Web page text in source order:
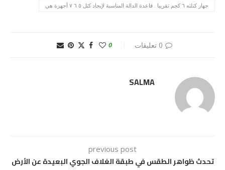
جهاز كتلته ٦ كجم تقريبا . قاعدة الدالة المناسبة لإيجاد كتل ٥ ٦ ٧ أجهزة هي
0 تعليقات 0
SALMA
previous post
تحدث ظواهر الطقس في طبقة الغلاف الجوي البعيدة عن الأرض